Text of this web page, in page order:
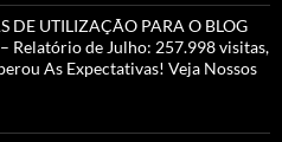
DE UTILIZAÇÃO PARA O BLOG
Relatório de Julho: 257.998 visitas,
As Expectativas! Veja Nossos